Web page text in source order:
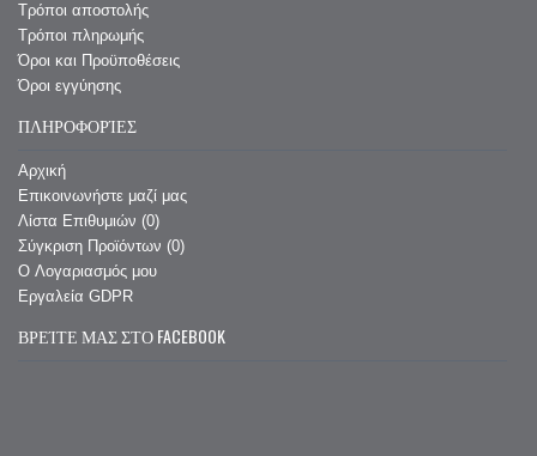
Τρόποι αποστολής
Τρόποι πληρωμής
Όροι και Προϋποθέσεις
Όροι εγγύησης
ΠΛΗΡΟΦΟΡΊΕΣ
Αρχική
Επικοινωνήστε μαζί μας
Λίστα Επιθυμιών (0)
Σύγκριση Προϊόντων (0)
O Λογαριασμός μου
Εργαλεία GDPR
ΒΡΕΊΤΕ ΜΑΣ ΣΤΟ FACEBOOK